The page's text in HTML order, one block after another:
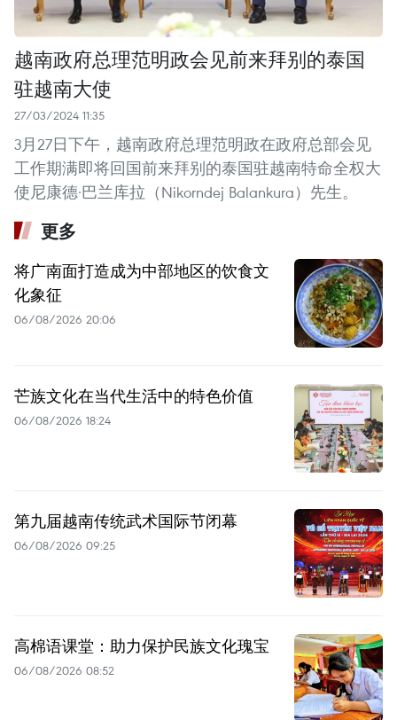
越南政府总理范明政会见前来拜别的泰国
驻越南大使
27/03/2024 11:35
3月27日下午，越南政府总理范明政在政府总部会见
工作期满即将回国前来拜别的泰国驻越南特命全权大
使尼康德·巴兰库拉（Nikorndej Balankura）先生。
更多
将广南面打造成为中部地区的饮食文
化象征
06/08/2026 20:06
芒族文化在当代生活中的特色价值
06/08/2026 18:24
第九届越南传统武术国际节闭幕
06/08/2026 09:25
高棉语课堂：助力保护民族文化瑰宝
06/08/2026 08:52